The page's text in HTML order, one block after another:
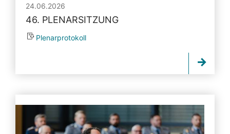
24.06.2026
46. PLENARSITZUNG
Plenarprotokoll